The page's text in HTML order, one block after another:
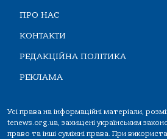
ПРО НАС
КОНТАКТИ
РЕДАКЦІЙНА ПОЛІТИКА
РЕКЛАМА
Усі права на інформаційні матеріали,
tenews.org.ua, захищені українським
право та інші суміжні права. При